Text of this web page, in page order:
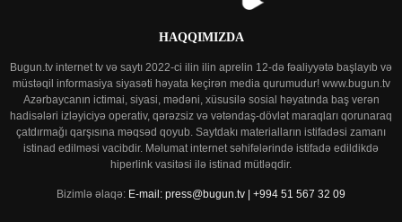
HAQQIMIZDA
Bugun.tv internet tv və saytı 2022-ci ilin ilin aprelin 12-də fəaliyyətə başlayıb və
müstəqil informasiya siyasəti həyata keçirən media qurumudur! www.bugun.tv
Azərbaycanın ictimai, siyasi, mədəni, xüsusilə sosial həyatında baş verən
hadisələri izləyiciyə operativ, qərəzsiz və vətəndaş-dövlət maraqları qorunaraq
çatdırmağı qarşısına məqsəd qoyub. Saytdakı materialların istifadəsi zamanı
istinad edilməsi vacibdir. Məlumat internet səhifələrində istifadə edildikdə
hiperlink vasitəsi ilə istinad mütləqdir.
Bizimlə əlaqə: E-mail: press@bugun.tv | +994 51 567 32 09